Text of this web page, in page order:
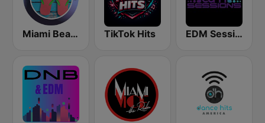
Miami Beach Radio TikTok Hits EDM Sessions